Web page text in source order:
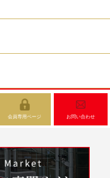
会員専用ページ お問い合わせ